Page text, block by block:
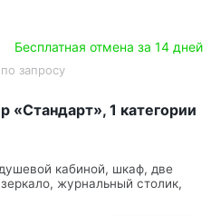
700-15-77.
Бесплатная отмена за 14 дней
запросу
1 категории
кабиной, шкаф, две
журнальный столик,